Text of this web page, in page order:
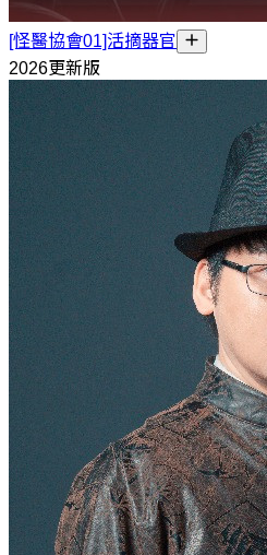
[怪醫協會01]活摘器官
2026更新版